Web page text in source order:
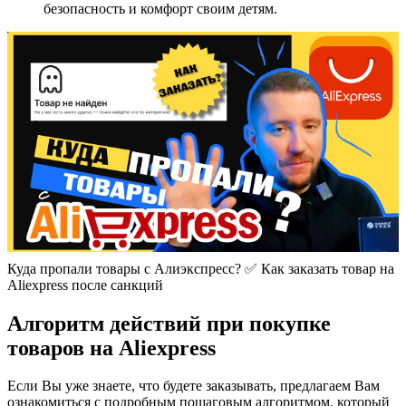
безопасность и комфорт своим детям.
Куда пропали товары с Алиэкспресс? ✅ Как заказать товар на
Aliexpress после санкций
Алгоритм действий при покупке
товаров на Аliexpress
Если Вы уже знаете, что будете заказывать, предлагаем Вам
ознакомиться с подробным пошаговым алгоритмом, который